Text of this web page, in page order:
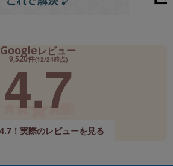
Googleレビュー
9,520件(12/24時点)
4.7
！実際のレビューを見る